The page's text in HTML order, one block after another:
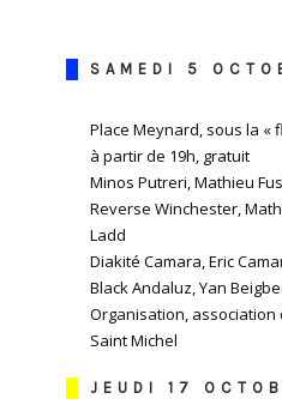
SAMEDI 5
Place Meynard, sous la «
à partir de 19h, gratuit
Minos Putreri, Mathieu
Reverse Winchester,
Ladd
Diakité Camara, Eric
Black Andaluz, Yan
Organisation, association
Saint Michel
JEUDI 17